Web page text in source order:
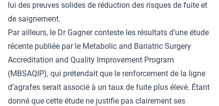
lui des preuves solides de réduction des risques de fuite et
de saignement.
Par ailleurs, le Dr Gagner conteste les résultats d’une étude
récente publiée par le Metabolic and Bariatric Surgery
Accreditation and Quality Improvement Program
(MBSAQIP), qui prétendait que le renforcement de la ligne
d’agrafes serait associé à un taux de fuite plus élevé. Étant
donné que cette étude ne justifie pas clairement ses